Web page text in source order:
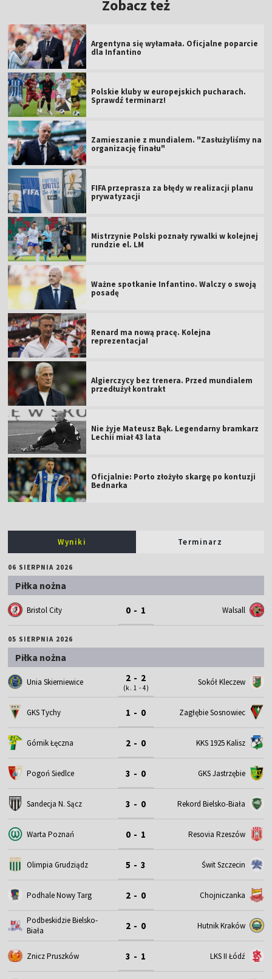
Zobacz też
Argentyna się wyłamała. Oficjalne poparcie
dla Infantino
Polskie kluby w europejskich pucharach.
Sprawdź terminarz!
Zamieszanie z mundialem. "Zasłużyliśmy na
organizację finału"
FIFA przeprasza za błędy w realizacji planu
prywatyzacji
Mistrzynie Polski poznały rywalki w kolejnej
rundzie el. LM
Ważne spotkanie Infantino. Walczy o swoją
posadę
Renard ma nową pracę. Kolejna
reprezentacja!
Algierczycy bez trenera. Przed mundialem
przedłużył kontrakt
Nie żyje Mateusz Bąk. Legendarny bramkarz
Lechii miał 43 lata
Oficjalnie: Porto złożyło skargę po kontuzji
Bednarka
Wyniki Terminarz
06 SIERPNIA 2026
Piłka nożna
Bristol City 0 - 1 Walsall
05 SIERPNIA 2026
Piłka nożna
Unia Skierniewice 2 - 2
(k. 1 - 4)
Sokół Kleczew
GKS Tychy 1 - 0 Zagłębie Sosnowiec
Górnik Łęczna 2 - 0 KKS 1925 Kalisz
Pogoń Siedlce 3 - 0 GKS Jastrzębie
Sandecja N. Sącz 3 - 0 Rekord Bielsko-Biała
Warta Poznań 0 - 1 Resovia Rzeszów
Olimpia Grudziądz 5 - 3 Świt Szczecin
Podhale Nowy Targ 2 - 0 Chojniczanka
Podbeskidzie Bielsko-
Biała
2 - 0 Hutnik Kraków
Znicz Pruszków 3 - 1 LKS II Łódź